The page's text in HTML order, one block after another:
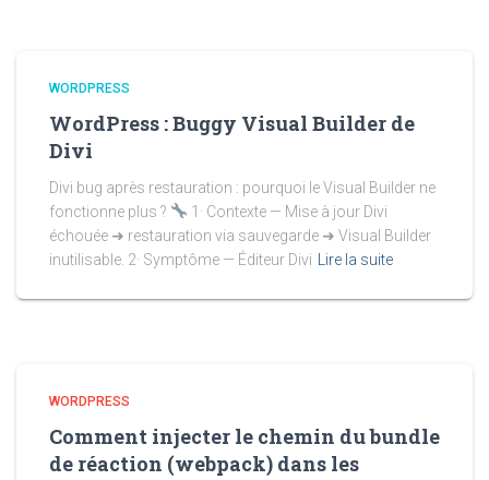
WORDPRESS
WordPress : Buggy Visual Builder de
Divi
Divi bug après restauration : pourquoi le Visual Builder ne
fonctionne plus ?
1· Contexte — Mise à jour Divi
échouée ➜ restauration via sauvegarde ➜ Visual Builder
inutilisable. 2· Symptôme — Éditeur Divi
Lire la suite
WORDPRESS
Comment injecter le chemin du bundle
de réaction (webpack) dans les